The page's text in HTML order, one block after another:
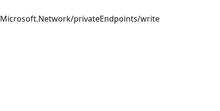
Microsoft.Network/privateEndpoints/write